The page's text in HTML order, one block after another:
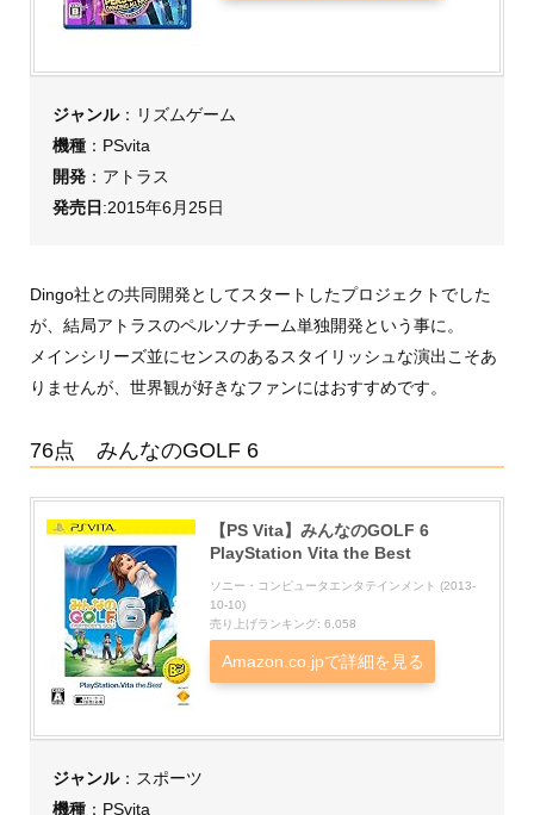
ジャンル：リズムゲーム
機種：PSvita
開発：アトラス
発売日 :2015年6月25日
Dingo社との共同開発としてスタートしたプロジェクトでした
が、結局アトラスのペルソナチーム単独開発という事に。
メインシリーズ並にセンスのあるスタイリッシュな演出こそあ
りませんが、世界観が好きなファンにはおすすめです。
76点 みんなのGOLF 6
【PS Vita】みんなのGOLF 6
PlayStation Vita the Best
ソニー・コンピュータエンタテインメント (2013-
10-10)
売り上げランキング: 6,058
Amazon.co.jpで詳細を見る
ジャンル：スポーツ
機種：PSvita